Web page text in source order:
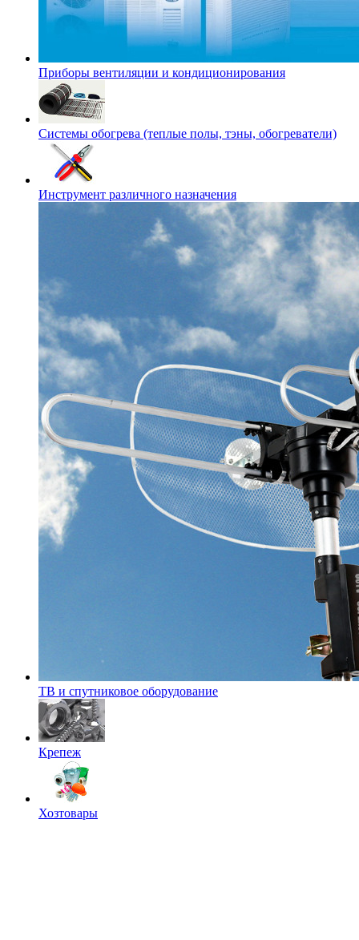
Приборы вентиляции и кондиционирования
Системы обогрева (теплые полы, тэны, обогреватели)
Инструмент различного назначения
ТВ и спутниковое оборудование
Крепеж
Хозтовары